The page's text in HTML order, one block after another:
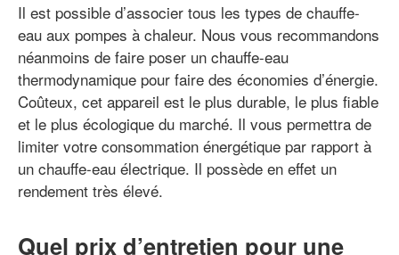
Il est possible d’associer tous les types de chauffe-
eau aux pompes à chaleur. Nous vous recommandons
néanmoins de faire poser un chauffe-eau
thermodynamique pour faire des économies d’énergie.
Coûteux, cet appareil est le plus durable, le plus fiable
et le plus écologique du marché. Il vous permettra de
limiter votre consommation énergétique par rapport à
un chauffe-eau électrique. Il possède en effet un
rendement très élevé.
Quel prix d’entretien pour une